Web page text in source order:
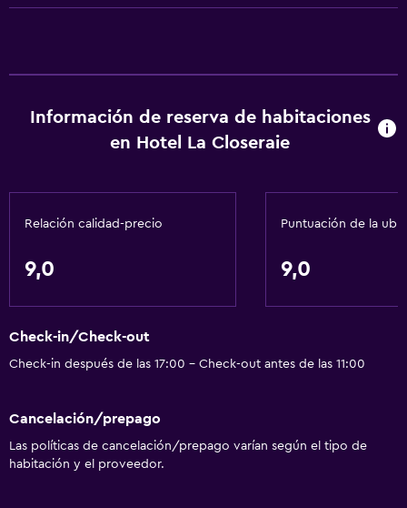
Gel de ducha
Aire acondicionado
Baño
Ducha
Papel higiénico
Albornoz
Actividades
Información de reserva de habitaciones
en Hotel La Closeraie
Relación calidad-precio
9,0
Puntuación de la
9,0
Check-in/Check-out
Check-in después de las 17:00 - Check-out antes de las 11:00
Cancelación/prepago
Las políticas de cancelación/prepago varían según el tipo de
habitación y el proveedor.